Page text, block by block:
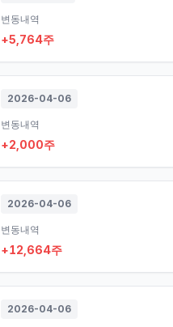
변동내역
+5,764주
2026-04-06
변동내역
+2,000주
2026-04-06
변동내역
+12,664주
2026-04-06